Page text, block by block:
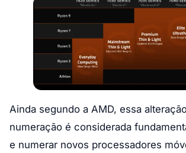
Ainda segundo a AMD, essa
numeração é considerada
e numerar novos processadores